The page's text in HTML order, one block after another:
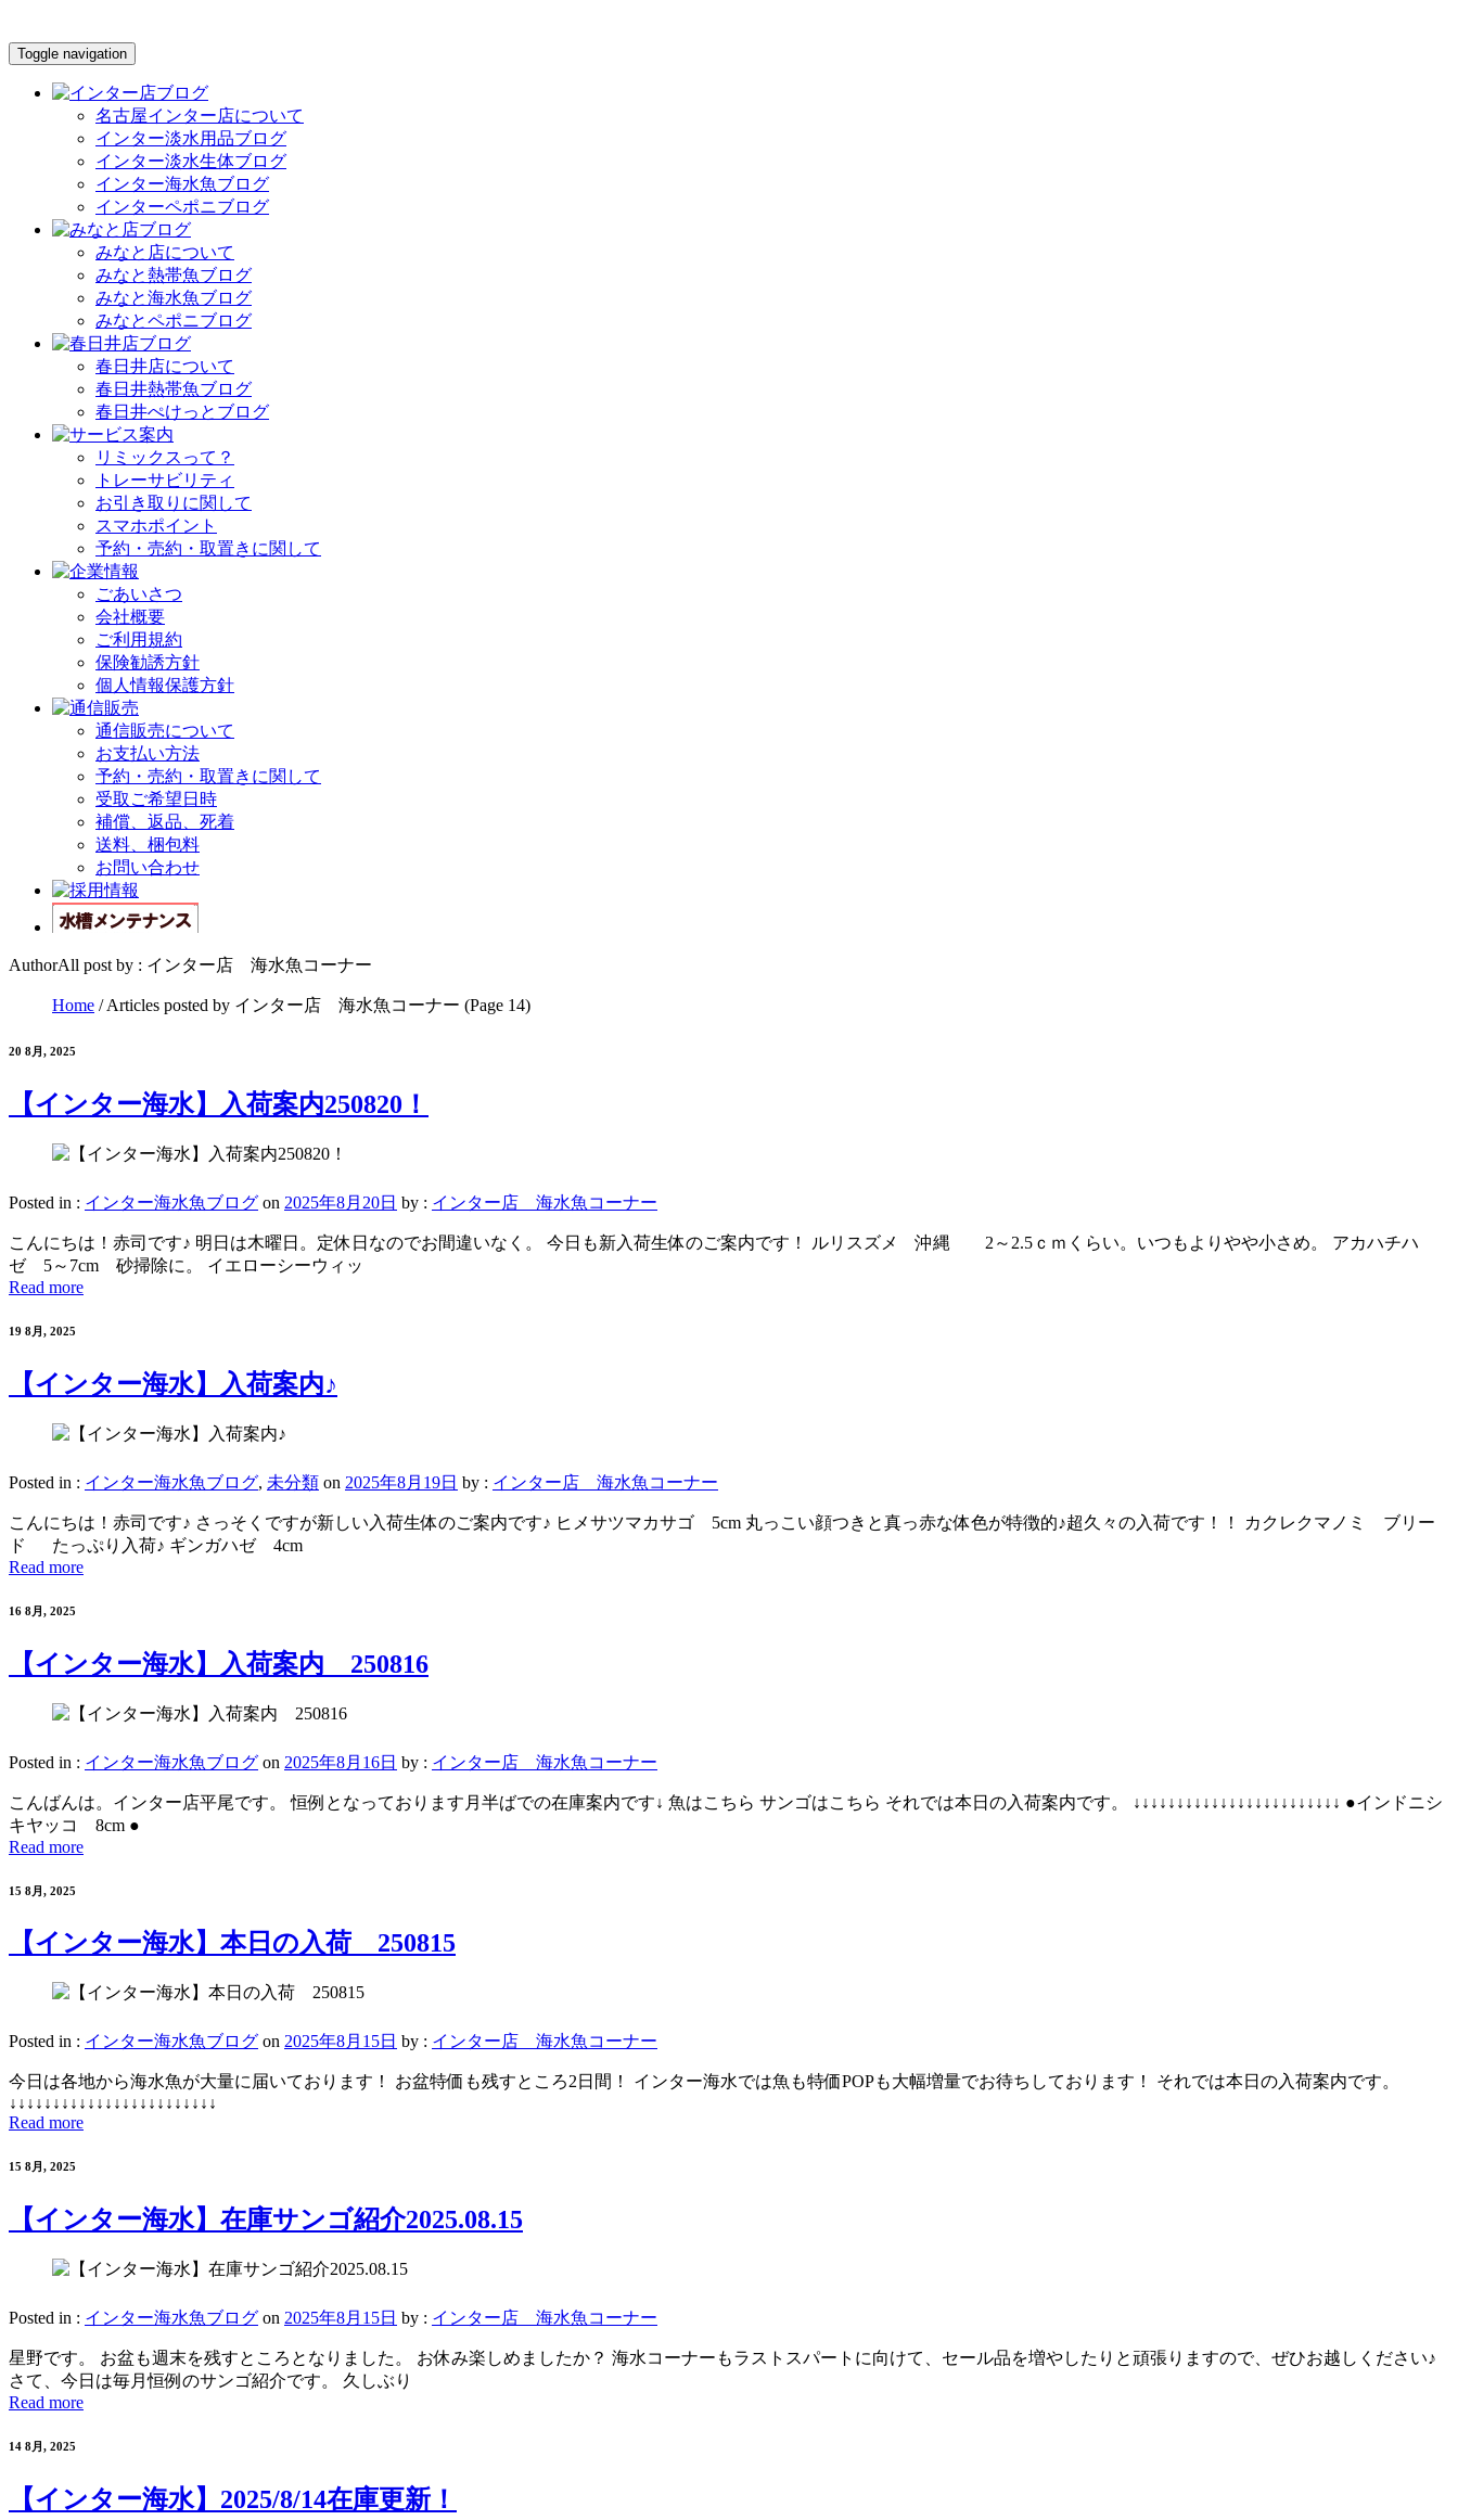
Toggle navigation
名古屋インター店について
インター淡水用品ブログ
インター淡水生体ブログ
インター海水魚ブログ
インターペポニブログ
みなと店について
みなと熱帯魚ブログ
みなと海水魚ブログ
みなとペポニブログ
春日井店について
春日井熱帯魚ブログ
春日井ぺけっとブログ
リミックスって？
トレーサビリティ
お引き取りに関して
スマホポイント
予約・売約・取置きに関して
ごあいさつ
会社概要
ご利用規約
保険勧誘方針
個人情報保護方針
通信販売について
お支払い方法
予約・売約・取置きに関して
受取ご希望日時
補償、返品、死着
送料、梱包料
お問い合わせ
AuthorAll post by : インター店 海水魚コーナー
Home /Articles posted by インター店 海水魚コーナー (Page 14)
20 8月, 2025
【インター海水】入荷案内250820！
Posted in : インター海水魚ブログ on 2025年8月20日 by : インター店 海水魚コーナー
こんにちは！赤司です♪ 明日は木曜日。定休日なのでお間違いなく。 今日も新入荷生体のご案内です！ ルリスズメ 沖縄 2～2.5ｃｍくらい。いつもよりやや小さめ。 アカハチハ
ゼ 5～7cm 砂掃除に。 イエローシーウィッ
Read more
19 8月, 2025
【インター海水】入荷案内♪
Posted in : インター海水魚ブログ, 未分類 on 2025年8月19日 by : インター店 海水魚コーナー
こんにちは！赤司です♪ さっそくですが新しい入荷生体のご案内です♪ ヒメサツマカサゴ 5cm 丸っこい顔つきと真っ赤な体色が特徴的♪超久々の入荷です！！ カクレクマノミ ブリー
ド たっぷり入荷♪ ギンガハゼ 4cm
Read more
16 8月, 2025
【インター海水】入荷案内 250816
Posted in : インター海水魚ブログ on 2025年8月16日 by : インター店 海水魚コーナー
こんばんは。インター店平尾です。 恒例となっております月半ばでの在庫案内です↓ 魚はこちら サンゴはこちら それでは本日の入荷案内です。 ↓↓↓↓↓↓↓↓↓↓↓↓↓↓↓↓↓↓↓↓↓↓↓↓ ●インドニシ
キヤッコ 8cm ●
Read more
15 8月, 2025
【インター海水】本日の入荷 250815
Posted in : インター海水魚ブログ on 2025年8月15日 by : インター店 海水魚コーナー
今日は各地から海水魚が大量に届いております！ お盆特価も残すところ2日間！ インター海水では魚も特価POPも大幅増量でお待ちしております！ それでは本日の入荷案内です。
↓↓↓↓↓↓↓↓↓↓↓↓↓↓↓↓↓↓↓↓↓↓↓↓
Read more
15 8月, 2025
【インター海水】在庫サンゴ紹介2025.08.15
Posted in : インター海水魚ブログ on 2025年8月15日 by : インター店 海水魚コーナー
星野です。 お盆も週末を残すところとなりました。 お休み楽しめましたか？ 海水コーナーもラストスパートに向けて、セール品を増やしたりと頑張りますので、ぜひお越しください♪
さて、今日は毎月恒例のサンゴ紹介です。 久しぶり
Read more
14 8月, 2025
【インター海水】2025/8/14在庫更新！